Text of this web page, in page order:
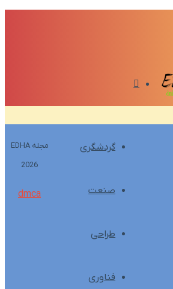
منو
گردشگری
صنعت
طراحی
فناوری
مجله EDHA
2026
dmca